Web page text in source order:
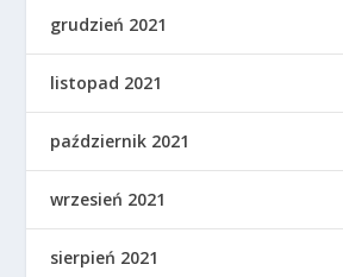
grudzień 2021
listopad 2021
październik 2021
wrzesień 2021
sierpień 2021